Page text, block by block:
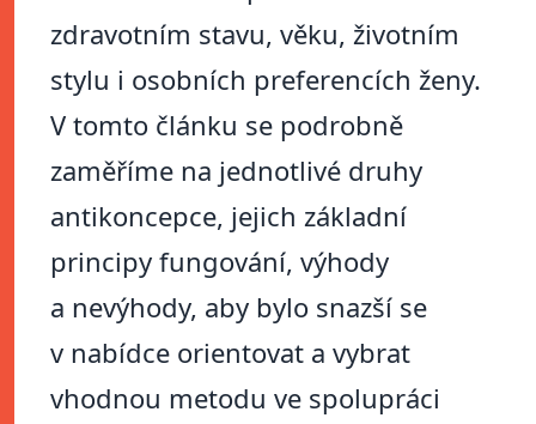
zdravotním stavu, věku, životním
stylu i osobních preferencích ženy.
V tomto článku se podrobně
zaměříme na jednotlivé druhy
antikoncepce, jejich základní
principy fungování, výhody
a nevýhody, aby bylo snazší se
v nabídce orientovat a vybrat
vhodnou metodu ve spolupráci